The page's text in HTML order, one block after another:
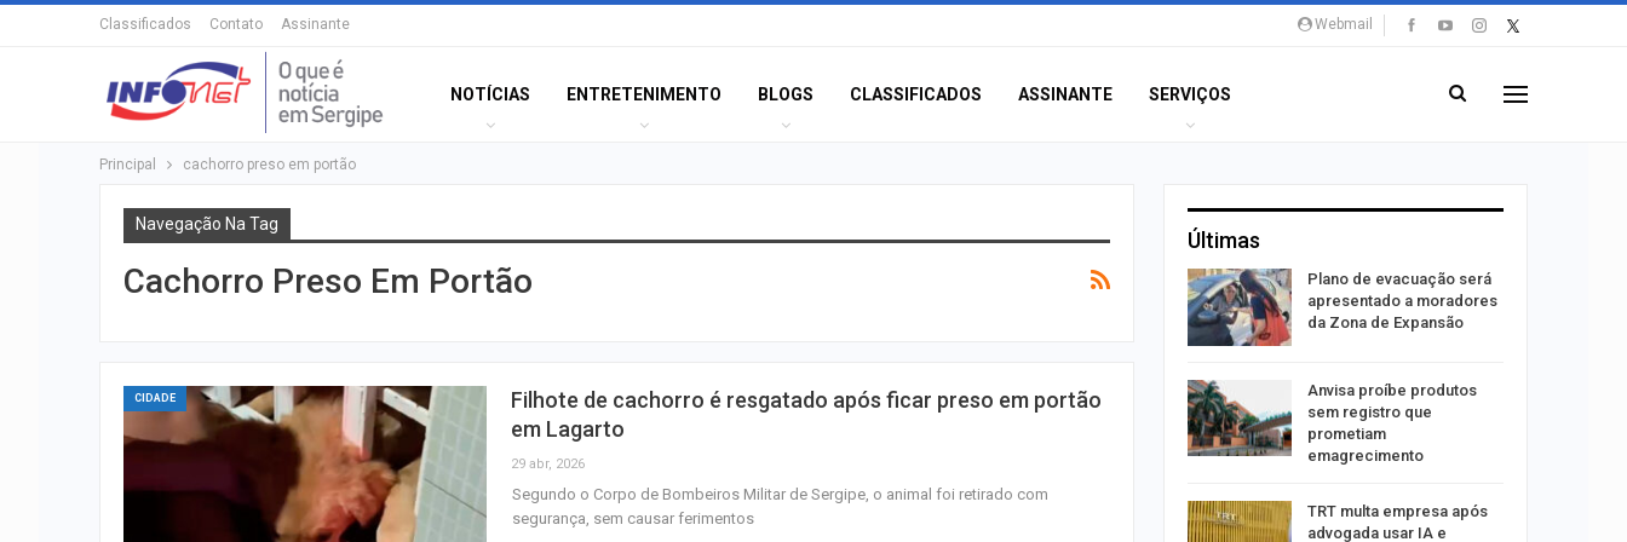
Webmail
Classificados Contato Assinante
NOTÍCIAS ENTRETENIMENTO BLOGS CLASSIFICADOS ASSINANTE SERVIÇOS
Principal cachorro preso em portão
Navegação Na Tag
Cachorro Preso Em Portão
CIDADE
Filhote de cachorro é resgatado após ficar preso em portão
em Lagarto
29 abr, 2026
Segundo o Corpo de Bombeiros Militar de Sergipe, o animal foi retirado com
segurança, sem causar ferimentos
Últimas
Polícia Civil investiga
Câmara de Itabaianinha
abre concurso com
Filarmônica de Itabaiana
Plano de evacuação será
apresentado a moradores
da Zona de Expansão
Anvisa proíbe produtos
sem registro que
prometiam
emagrecimento
TRT multa empresa após
advogada usar IA e